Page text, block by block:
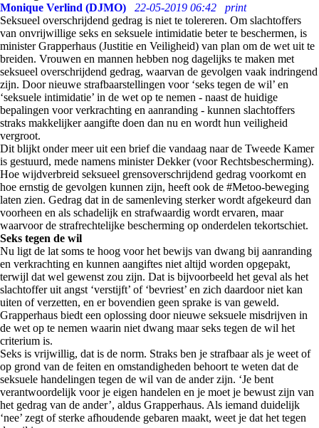
Monique Verlind (DJMO)
22-05-2019 06:42
print
Seksueel overschrijdend gedrag is niet te tolereren. Om slachtoffers
van onvrijwillige seks en seksuele intimidatie beter te beschermen, is
minister Grapperhaus (Justitie en Veiligheid) van plan om de wet uit te
breiden. Vrouwen en mannen hebben nog dagelijks te maken met
seksueel overschrijdend gedrag, waarvan de gevolgen vaak indringend
zijn. Door nieuwe strafbaarstellingen voor ‘seks tegen de wil’ en
‘seksuele intimidatie’ in de wet op te nemen - naast de huidige
bepalingen voor verkrachting en aanranding - kunnen slachtoffers
straks makkelijker aangifte doen dan nu en wordt hun veiligheid
vergroot.
Dit blijkt onder meer uit een brief die vandaag naar de Tweede Kamer
is gestuurd, mede namens minister Dekker (voor Rechtsbescherming).
Hoe wijdverbreid seksueel grensoverschrijdend gedrag voorkomt en
hoe ernstig de gevolgen kunnen zijn, heeft ook de #Metoo-beweging
laten zien. Gedrag dat in de samenleving sterker wordt afgekeurd dan
voorheen en als schadelijk en strafwaardig wordt ervaren, maar
waarvoor de strafrechtelijke bescherming op onderdelen tekortschiet.
Seks tegen de wil
Nu ligt de lat soms te hoog voor het bewijs van dwang bij aanranding
en verkrachting en kunnen aangiftes niet altijd worden opgepakt,
terwijl dat wel gewenst zou zijn. Dat is bijvoorbeeld het geval als het
slachtoffer uit angst ‘verstijft’ of ‘bevriest’ en zich daardoor niet kan
uiten of verzetten, en er bovendien geen sprake is van geweld.
Grapperhaus biedt een oplossing door nieuwe seksuele misdrijven in
de wet op te nemen waarin niet dwang maar seks tegen de wil het
criterium is.
Seks is vrijwillig, dat is de norm. Straks ben je strafbaar als je weet of
op grond van de feiten en omstandigheden behoort te weten dat de
seksuele handelingen tegen de wil van de ander zijn. ‘Je bent
verantwoordelijk voor je eigen handelen en je moet je bewust zijn van
het gedrag van de ander’, aldus Grapperhaus. Als iemand duidelijk
‘nee’ zegt of sterke afhoudende gebaren maakt, weet je dat het tegen